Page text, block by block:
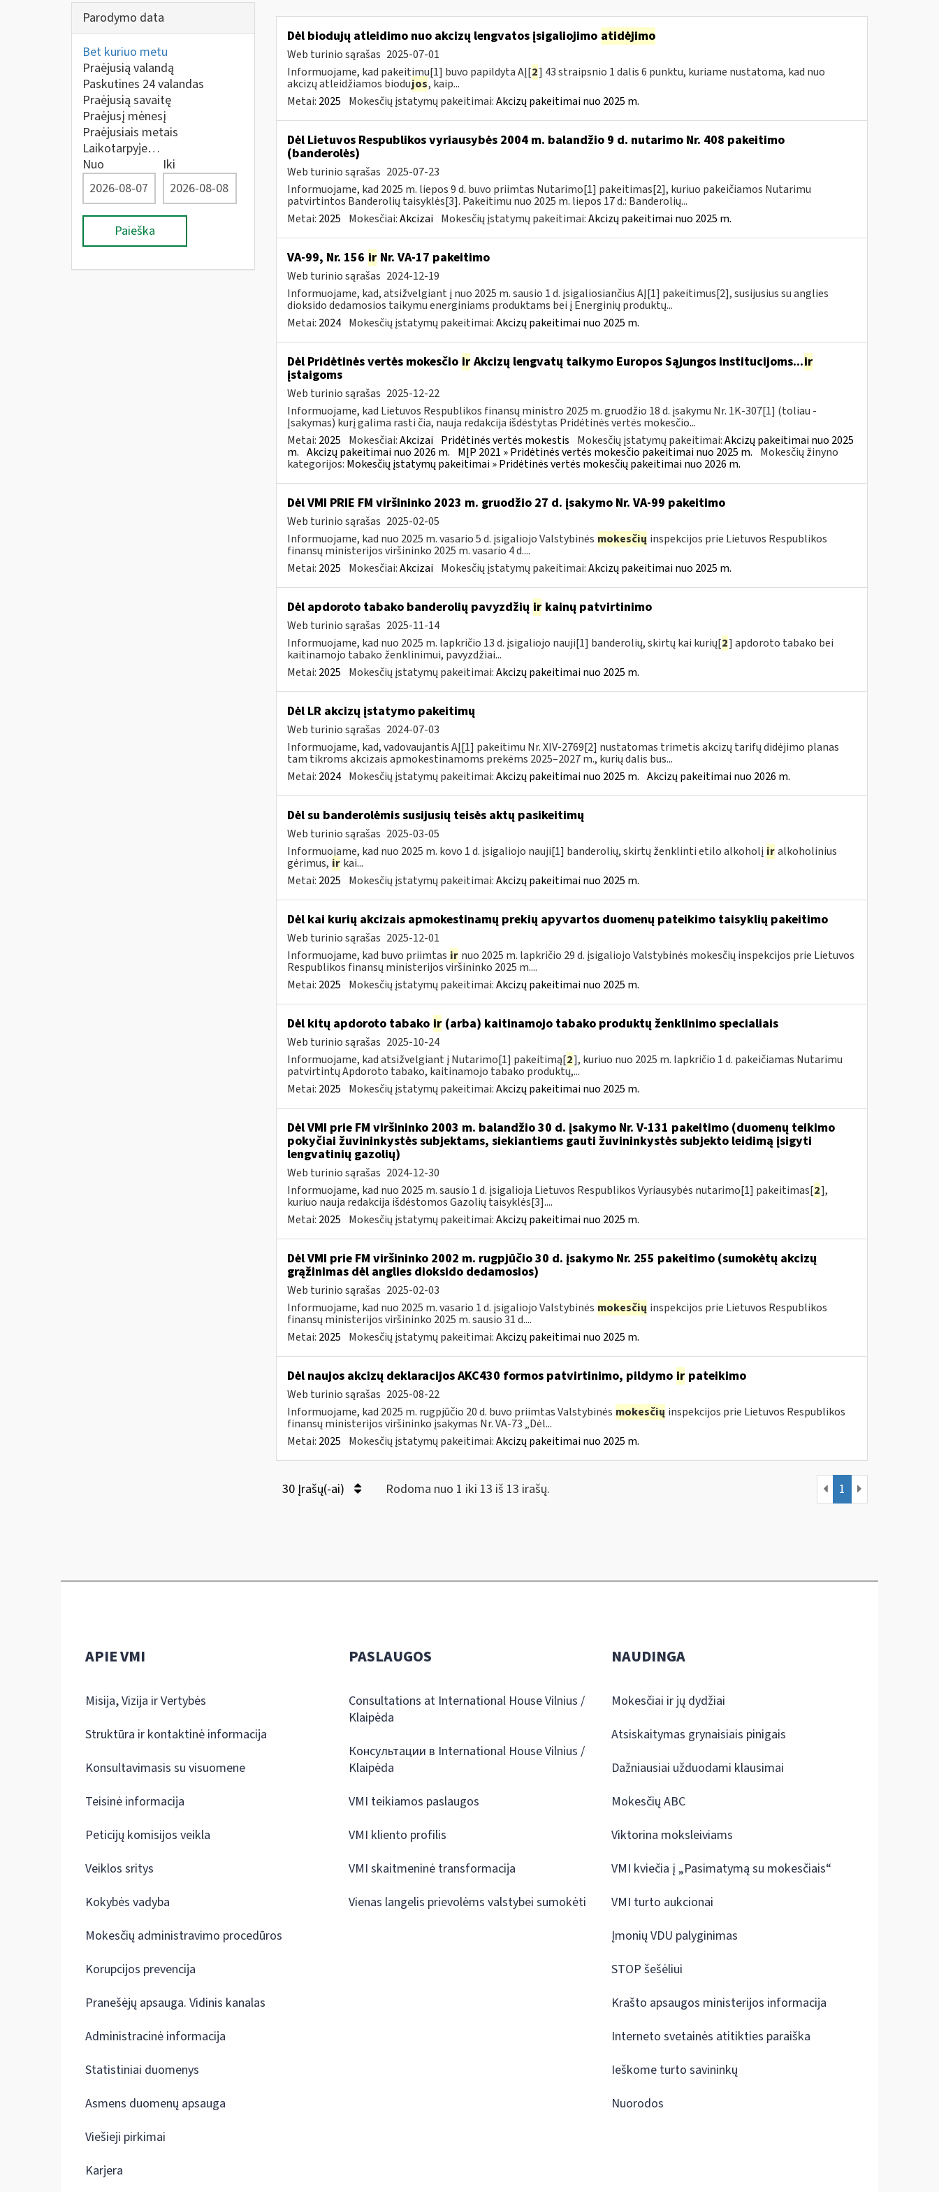
Parodymo data
Bet kuriuo metu
Praėjusią valandą
Paskutines 24 valandas
Praėjusią savaitę
Praėjusį mėnesį
Praėjusiais metais
Laikotarpyje…
Nuo
Iki
Paieška
Dėl biodujų atleidimo nuo akcizų lengvatos įsigaliojimo atidėjimo
Web turinio sąrašas 2025-07-01
Informuojame, kad pakeitimu[1] buvo papildyta AĮ[2] 43 straipsnio 1 dalis 6 punktu, kuriame nustatoma, kad nuo
akcizų atleidžiamos biodujos, kaip...
Metai: 2025 Mokesčių įstatymų pakeitimai:Akcizų pakeitimai nuo 2025 m.
Dėl Lietuvos Respublikos vyriausybės 2004 m. balandžio 9 d. nutarimo Nr. 408 pakeitimo
(banderolės)
Web turinio sąrašas 2025-07-23
Informuojame, kad 2025 m. liepos 9 d. buvo priimtas Nutarimo[1] pakeitimas[2], kuriuo pakeičiamos Nutarimu
patvirtintos Banderolių taisyklės[3]. Pakeitimu nuo 2025 m. liepos 17 d.: Banderolių...
Metai: 2025 Mokesčiai:Akcizai Mokesčių įstatymų pakeitimai:Akcizų pakeitimai nuo 2025 m.
VA-99, Nr. 156 irNr. VA-17 pakeitimo
Web turinio sąrašas 2024-12-19
Informuojame, kad, atsižvelgiant į nuo 2025 m. sausio 1 d. įsigaliosiančius AĮ[1] pakeitimus[2], susijusius su anglies
dioksido dedamosios taikymu energiniams produktams bei į Energinių produktų...
Metai: 2024 Mokesčių įstatymų pakeitimai:Akcizų pakeitimai nuo 2025 m.
Dėl Pridėtinės vertės mokesčio irAkcizų lengvatų taikymo Europos Sąjungos institucijoms...ir
įstaigoms
Web turinio sąrašas 2025-12-22
Informuojame, kad Lietuvos Respublikos finansų ministro 2025 m. gruodžio 18 d. įsakymu Nr. 1K-307[1] (toliau -
Įsakymas) kurį galima rasti čia, nauja redakcija išdėstytas Pridėtinės vertės mokesčio...
Metai: 2025 Mokesčiai:Akcizai Pridėtinės vertės mokestis Mokesčių įstatymų pakeitimai:Akcizų pakeitimai nuo 2025
m. Akcizų pakeitimai nuo 2026 m. MĮP 2021 » Pridėtinės vertės mokesčio pakeitimai nuo 2025 m. Mokesčių žinyno
kategorijos: Mokesčių įstatymų pakeitimai » Pridėtinės vertės mokesčių pakeitimai nuo 2026 m.
Dėl VMI PRIE FM viršininko 2023 m. gruodžio 27 d. įsakymo Nr. VA-99 pakeitimo
Web turinio sąrašas 2025-02-05
Informuojame, kad nuo 2025 m. vasario 5 d. įsigaliojo Valstybinės mokesčių inspekcijos prie Lietuvos Respublikos
finansų ministerijos viršininko 2025 m. vasario 4 d....
Metai: 2025 Mokesčiai:Akcizai Mokesčių įstatymų pakeitimai:Akcizų pakeitimai nuo 2025 m.
Dėl apdoroto tabako banderolių pavyzdžių irkainų patvirtinimo
Web turinio sąrašas 2025-11-14
Informuojame, kad nuo 2025 m. lapkričio 13 d. įsigaliojo nauji[1] banderolių, skirtų kai kurių[2] apdoroto tabako bei
kaitinamojo tabako ženklinimui, pavyzdžiai...
Metai: 2025 Mokesčių įstatymų pakeitimai:Akcizų pakeitimai nuo 2025 m.
Dėl LR akcizų įstatymo pakeitimų
Web turinio sąrašas 2024-07-03
Informuojame, kad, vadovaujantis AĮ[1] pakeitimu Nr. XIV-2769[2] nustatomas trimetis akcizų tarifų didėjimo planas
tam tikroms akcizais apmokestinamoms prekėms 2025–2027 m., kurių dalis bus...
Metai: 2024 Mokesčių įstatymų pakeitimai:Akcizų pakeitimai nuo 2025 m. Akcizų pakeitimai nuo 2026 m.
Dėl su banderolėmis susijusių teisės aktų pasikeitimų
Web turinio sąrašas 2025-03-05
Informuojame, kad nuo 2025 m. kovo 1 d. įsigaliojo nauji[1] banderolių, skirtų ženklinti etilo alkoholį ir alkoholinius
gėrimus, ir kai...
Metai: 2025 Mokesčių įstatymų pakeitimai:Akcizų pakeitimai nuo 2025 m.
Dėl kai kurių akcizais apmokestinamų prekių apyvartos duomenų pateikimo taisyklių pakeitimo
Web turinio sąrašas 2025-12-01
Informuojame, kad buvo priimtas ir nuo 2025 m. lapkričio 29 d. įsigaliojo Valstybinės mokesčių inspekcijos prie Lietuvos
Respublikos finansų ministerijos viršininko 2025 m....
Metai: 2025 Mokesčių įstatymų pakeitimai:Akcizų pakeitimai nuo 2025 m.
Dėl kitų apdoroto tabako ir(arba) kaitinamojo tabako produktų ženklinimo specialiais
Web turinio sąrašas 2025-10-24
Informuojame, kad atsižvelgiant į Nutarimo[1] pakeitimą[2], kuriuo nuo 2025 m. lapkričio 1 d. pakeičiamas Nutarimu
patvirtintų Apdoroto tabako, kaitinamojo tabako produktų,...
Metai: 2025 Mokesčių įstatymų pakeitimai:Akcizų pakeitimai nuo 2025 m.
Dėl VMI prie FM viršininko 2003 m. balandžio 30 d. įsakymo Nr. V-131 pakeitimo (duomenų teikimo
pokyčiai žuvininkystės subjektams, siekiantiems gauti žuvininkystės subjekto leidimą įsigyti
lengvatinių gazolių)
Web turinio sąrašas 2024-12-30
Informuojame, kad nuo 2025 m. sausio 1 d. įsigalioja Lietuvos Respublikos Vyriausybės nutarimo[1] pakeitimas[2],
kuriuo nauja redakcija išdėstomos Gazolių taisyklės[3]....
Metai: 2025 Mokesčių įstatymų pakeitimai:Akcizų pakeitimai nuo 2025 m.
Dėl VMI prie FM viršininko 2002 m. rugpjūčio 30 d. įsakymo Nr. 255 pakeitimo (sumokėtų akcizų
grąžinimas dėl anglies dioksido dedamosios)
Web turinio sąrašas 2025-02-03
Informuojame, kad nuo 2025 m. vasario 1 d. įsigaliojo Valstybinės mokesčių inspekcijos prie Lietuvos Respublikos
finansų ministerijos viršininko 2025 m. sausio 31 d....
Metai: 2025 Mokesčių įstatymų pakeitimai:Akcizų pakeitimai nuo 2025 m.
Dėl naujos akcizų deklaracijos AKC430 formos patvirtinimo, pildymo irpateikimo
Web turinio sąrašas 2025-08-22
Informuojame, kad 2025 m. rugpjūčio 20 d. buvo priimtas Valstybinės mokesčių inspekcijos prie Lietuvos Respublikos
finansų ministerijos viršininko įsakymas Nr. VA-73 „Dėl...
Metai: 2025 Mokesčių įstatymų pakeitimai:Akcizų pakeitimai nuo 2025 m.
30 Įrašų(-ai) Rodoma nuo 1 iki 13 iš 13 irašų. 1
APIE VMI
Misija, Vizija ir Vertybės
Struktūra ir kontaktinė informacija
Konsultavimasis su visuomene
Teisinė informacija
Peticijų komisijos veikla
Veiklos sritys
Kokybės vadyba
Mokesčių administravimo procedūros
Korupcijos prevencija
Pranešėjų apsauga. Vidinis kanalas
Administracinė informacija
Statistiniai duomenys
Asmens duomenų apsauga
Viešieji pirkimai
Karjera
PASLAUGOS
Consultations at International House Vilnius /
Klaipėda
Консультации в International House Vilnius /
Klaipėda
VMI teikiamos paslaugos
VMI kliento profilis
VMI skaitmeninė transformacija
Vienas langelis prievolėms valstybei sumokėti
NAUDINGA
Mokesčiai ir jų dydžiai
Atsiskaitymas grynaisiais pinigais
Dažniausiai užduodami klausimai
Mokesčių ABC
Viktorina moksleiviams
VMI kviečia į „Pasimatymą su mokesčiais“
VMI turto aukcionai
Įmonių VDU palyginimas
STOP šešėliui
Krašto apsaugos ministerijos informacija
Interneto svetainės atitikties paraiška
Ieškome turto savininkų
Nuorodos